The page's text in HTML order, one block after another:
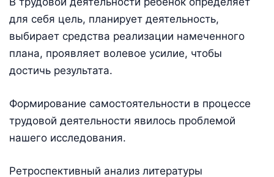
для себя цель, планирует деятельность,
выбирает средства реализации намеченного
плана, проявляет волевое усилие, чтобы
достичь результата.
Формирование самостоятельности в процессе
трудовой деятельности явилось проблемой
нашего исследования.
Ретроспективный анализ литературы